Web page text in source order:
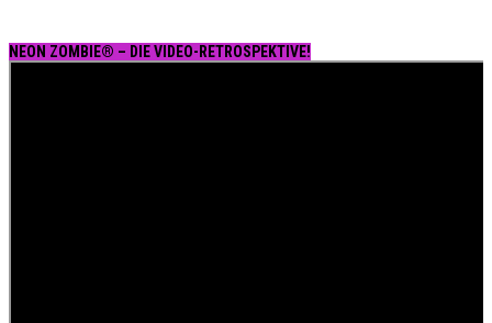
NEON ZOMBIE® – DIE VIDEO-RETROSPEKTIVE!